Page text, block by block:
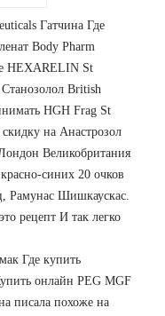
Гатчина Где
Body Pharm
HEXARELIN St
Станозолол British
HGH Frag St
на Анастрозол
Великобритания
синих 20 очков
Рамунас Шишкаускас.
рецепт И так легко
Где купить
онлайн PEG MGF
писала похоже на